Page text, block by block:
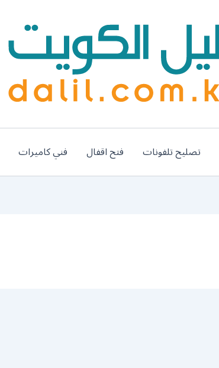
تصليح تلفونات فتح اقفال فني كاميرات